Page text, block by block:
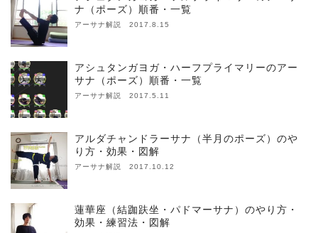
ナ（ポーズ）順番・一覧
アーサナ解説 2017.8.15
アシュタンガヨガ・ハーフプライマリーのアー
サナ（ポーズ）順番・一覧
アーサナ解説 2017.5.11
アルダチャンドラーサナ（半月のポーズ）のや
り方・効果・図解
アーサナ解説 2017.10.12
蓮華座（結跏趺坐・パドマーサナ）のやり方・
効果・練習法・図解